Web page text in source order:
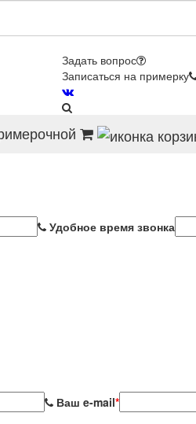
Задать вопрос
Записаться на примерку
Удобное время звонка
Ваш e-mail*